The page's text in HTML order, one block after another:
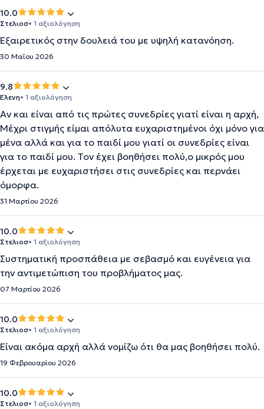
10.0
Στελιοσ• 1 αξιολόγηση
Εξαιρετικός στην δουλειά του με υψηλή κατανόηση.
30 Μαΐου 2026
9.8
Ελενη• 1 αξιολόγηση
Αν και είναι από τις πρώτες συνεδρίες γιατί είναι η αρχή,
Μέχρι στιγμής είμαι απόλυτα ευχαριστημένοι όχι μόνο για
μένα αλλά και για το παιδί μου γιατί οι συνεδρίες είναι
για το παιδί μου. Τον έχει βοηθήσει πολύ,ο μικρός μου
έρχεται με ευχαριστήσει στις συνεδρίες και περνάει
όμορφα.
31 Μαρτίου 2026
10.0
Στελιοσ• 1 αξιολόγηση
Συστηματική προσπάθεια με σεβασμό και ευγένεια για
την αντιμετώπιση του προβλήματος μας.
07 Μαρτίου 2026
10.0
Στελιοσ• 1 αξιολόγηση
Είναι ακόμα αρχή αλλά νομίζω ότι θα μας βοηθήσει πολύ.
19 Φεβρουαρίου 2026
10.0
Στελιοσ• 1 αξιολόγηση